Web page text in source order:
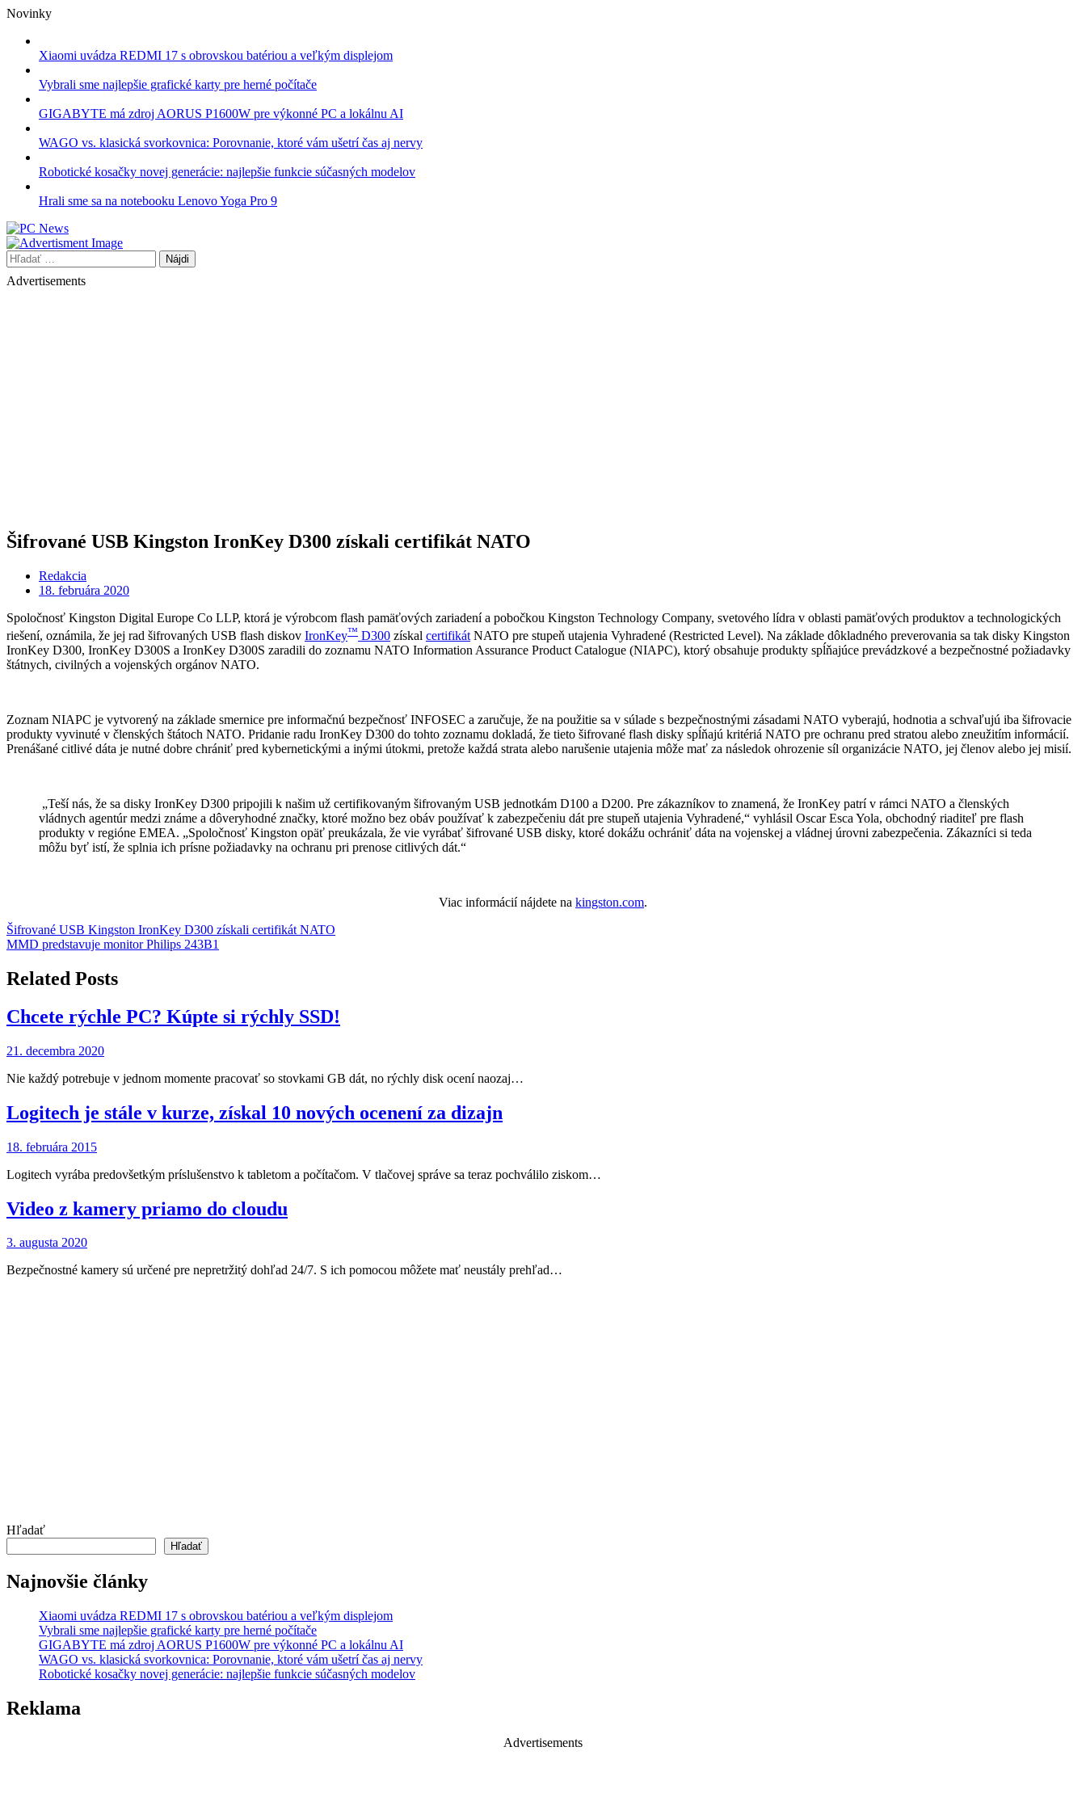
Skip
content
Novinky
Xiaomi uvádza REDMI 17 s obrovskou batériou a veľkým displejom
Vybrali sme najlepšie grafické karty pre herné počítače
GIGABYTE má zdroj AORUS P1600W pre výkonné PC a lokálnu AI
WAGO vs. klasická svorkovnica: Porovnanie, ktoré vám ušetrí čas aj nervy
Robotické kosačky novej generácie: najlepšie funkcie súčasných modelov
Hrali sme sa na notebooku Lenovo Yoga Pro 9
Hľadať:
Advertisements
Šifrované USB Kingston IronKey D300 získali certifikát NATO
Redakcia
18. februára 2020
Spoločnosť Kingston Digital Europe Co LLP, ktorá je výrobcom flash pamäťových zariadení a pobočkou Kingston Technology Company, svetového lídra v oblasti pamäťových produktov a technologických
riešení, oznámila, že jej rad šifrovaných USB flash diskov IronKey™ D300 získal certifikát NATO pre stupeň utajenia Vyhradené (Restricted Level). Na základe dôkladného preverovania sa tak disky Kingston
IronKey D300, IronKey D300S a IronKey D300S zaradili do zoznamu NATO Information Assurance Product Catalogue (NIAPC), ktorý obsahuje produkty spĺňajúce prevádzkové a bezpečnostné požiadavky
štátnych, civilných a vojenských orgánov NATO.
Zoznam NIAPC je vytvorený na základe smernice pre informačnú bezpečnosť INFOSEC a zaručuje, že na použitie sa v súlade s bezpečnostnými zásadami NATO vyberajú, hodnotia a schvaľujú iba šifrovacie
produkty vyvinuté v členských štátoch NATO. Pridanie radu IronKey D300 do tohto zoznamu dokladá, že tieto šifrované flash disky spĺňajú kritériá NATO pre ochranu pred stratou alebo zneužitím informácií.
Prenášané citlivé dáta je nutné dobre chrániť pred kybernetickými a inými útokmi, pretože každá strata alebo narušenie utajenia môže mať za následok ohrozenie síl organizácie NATO, jej členov alebo jej misií.
„Teší nás, že sa disky IronKey D300 pripojili k našim už certifikovaným šifrovaným USB jednotkám D100 a D200. Pre zákazníkov to znamená, že IronKey patrí v rámci NATO a členských
vládnych agentúr medzi známe a dôveryhodné značky, ktoré možno bez obáv používať k zabezpečeniu dát pre stupeň utajenia Vyhradené,“ vyhlásil Oscar Esca Yola, obchodný riaditeľ pre flash
produkty v regióne EMEA. „Spoločnosť Kingston opäť preukázala, že vie vyrábať šifrované USB disky, ktoré dokážu ochrániť dáta na vojenskej a vládnej úrovni zabezpečenia. Zákazníci si teda
môžu byť istí, že splnia ich prísne požiadavky na ochranu pri prenose citlivých dát.“
Viac informácií nájdete na kingston.com.
Navigácia
v
článku
Šifrované USB Kingston IronKey D300 získali certifikát NATO
MMD predstavuje monitor Philips 243B1
Related Posts
Chcete rýchle PC? Kúpte si rýchly SSD!
21. decembra 2020
Nie každý potrebuje v jednom momente pracovať so stovkami GB dát, no rýchly disk ocení naozaj…
Logitech je stále v kurze, získal 10 nových ocenení za dizajn
18. februára 2015
Logitech vyrába predovšetkým príslušenstvo k tabletom a počítačom. V tlačovej správe sa teraz pochválilo ziskom…
Video z kamery priamo do cloudu
3. augusta 2020
Bezpečnostné kamery sú určené pre nepretržitý dohľad 24/7. S ich pomocou môžete mať neustály prehľad…
Hľadať
Hľadať
Najnovšie články
Xiaomi uvádza REDMI 17 s obrovskou batériou a veľkým displejom
Vybrali sme najlepšie grafické karty pre herné počítače
GIGABYTE má zdroj AORUS P1600W pre výkonné PC a lokálnu AI
WAGO vs. klasická svorkovnica: Porovnanie, ktoré vám ušetrí čas aj nervy
Robotické kosačky novej generácie: najlepšie funkcie súčasných modelov
Reklama
Advertisements